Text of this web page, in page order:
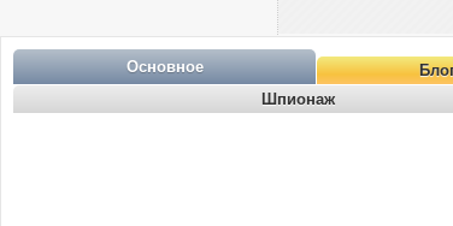
Основное
Шпионаж